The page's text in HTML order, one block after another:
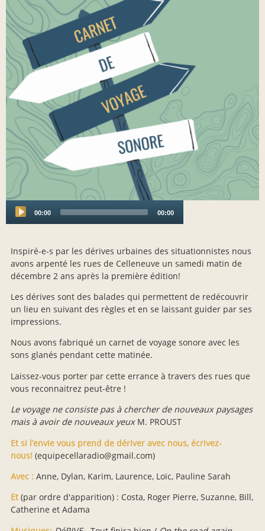
00:00 00:00
Inspiré-e-s par les dérives urbaines des situationnistes nous
avons arpenté les rues de Celleneuve un samedi matin de
décembre 2 ans après la première édition!
Les dérives sont des balades qui permettent de redécouvrir
un lieu en suivant des règles et en se laissant guider par ses
impressions.
Nous avons fabriqué un carnet de voyage sonore avec les
sons glanés pendant cette matinée.
Laissez-vous porter par cette errance à travers des rues que
vous reconnaitrez peut-être !
Le voyage ne consiste pas à chercher de nouveaux paysages
mais à avoir de nouveaux yeux M. PROUST
Et si l’envie vous prend de dériver avec nous, écrivez-
nous! (equipecellaradio@gmail.com)
Avec : Anne, Dylan, Karim, Laurence, Loïc, Pauline Sarah
Et(par ordre d'apparition) : Costa, Roger Pierre, Suzanne, Bill,
Catherine et Adama